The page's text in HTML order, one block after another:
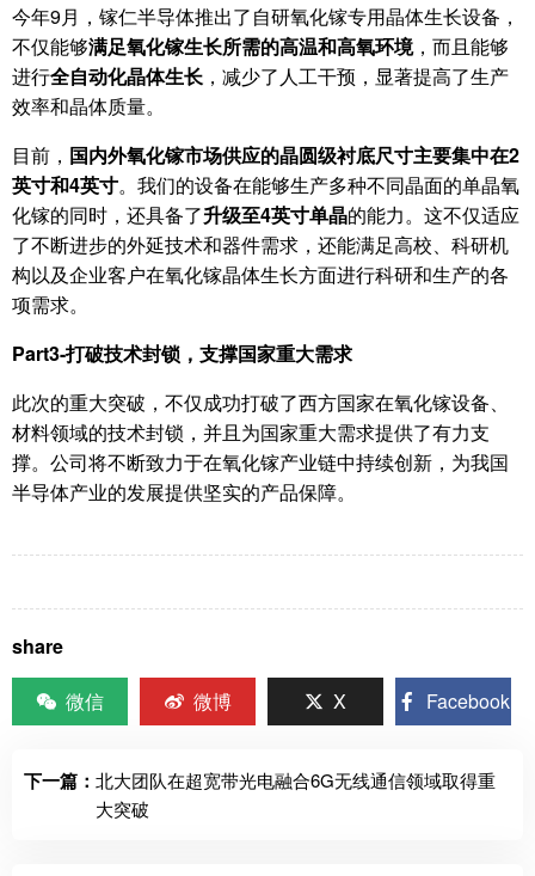
今年9月，镓仁半导体推出了自研氧化镓专用晶体生长设备，
不仅能够满足氧化镓生长所需的高温和高氧环境，而且能够
进行全自动化晶体生长 ，减少了人工干预，显著提高了生产
效率和晶体质量。
目前， 国内外氧化镓市场供应的晶圆级衬底尺寸主要集中在2
英寸和4英寸。我们的设备在能够生产多种不同晶面的单晶氧
化镓的同时，还具备了升级至4英寸单晶的能力。这不仅适应
了不断进步的外延技术和器件需求，还能满足高校、科研机
构以及企业客户在氧化镓晶体生长方面进行科研和生产的各
项需求。
Part3-打破技术封锁，支撑国家重大需求
此次的重大突破，不仅成功打破了西方国家在氧化镓设备、
材料领域的技术封锁，并且为国家重大需求提供了有力支
撑。公司将不断致力于在氧化镓产业链中持续创新，为我国
半导体产业的发展提供坚实的产品保障。
share
微信
微博 X Facebook
下一篇： 北大团队在超宽带光电融合6G无线通信领域取得重
大突破